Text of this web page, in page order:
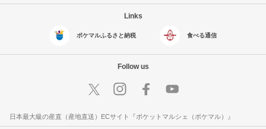
Links
ポケマルふるさと納税 食べる通信
Follow us
日本最大級の産直（産地直送）ECサイト『ポケットマルシェ（ポケマル）』